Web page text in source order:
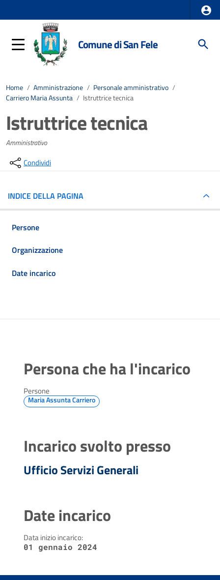
Comune di San Fele
Home / Amministrazione / Personale amministrativo /
Carriero Maria Assunta / Istruttrice tecnica
Istruttrice tecnica
Amministrativo
Condividi
INDICE DELLA PAGINA
Persone
Organizzazione
Date incarico
Persona che ha l'incarico
Persone
Maria Assunta Carriero
Incarico svolto presso
Ufficio Servizi Generali
Date incarico
Data inizio incarico:
01 gennaio 2024